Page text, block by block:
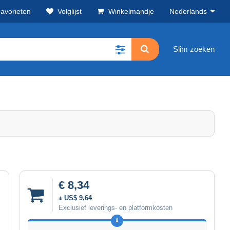
Volglijst Winkelmandje Nederlands
Slim zoeken
€ 8,34
± US$ 9,64
Exclusief leverings- en platformkosten